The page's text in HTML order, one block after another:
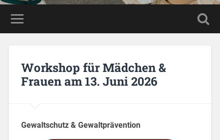
Workshop für Mädchen &
Frauen am 13. Juni 2026
Gewaltschutz & Gewaltprävention